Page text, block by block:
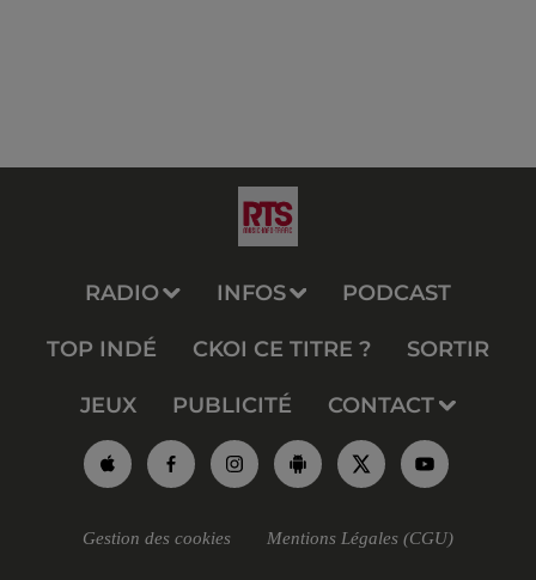
RADIO INFOS PODCAST
TOP INDÉ CKOI CE TITRE ? SORTIR
JEUX PUBLICITÉ CONTACT
Gestion des cookies Mentions Légales (CGU)